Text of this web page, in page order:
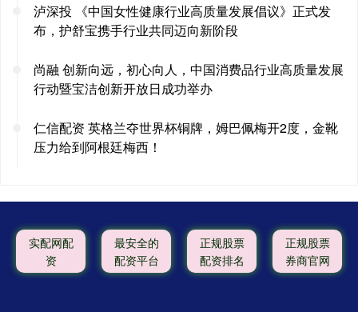
泸深投 《中国女性健康行业高质量发展倡议》正式发
布，护舒宝携手行业共同迈向新阶段
尚融 创新向远，初心向人，中国消费品行业高质量发展
行动暨宝洁创新开放日成功举办
仁信配资 英格兰夺世界杯铜牌，姆巴佩梅开2度，金靴
压力给到阿根廷梅西！
实配网配
资
最安全的
配资平台
正规股票
配资排名
正规股票
券商官网